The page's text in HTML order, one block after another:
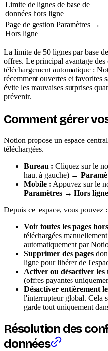
Limite de lignes de base de
données hors ligne
Page de gestion Paramètres →
Hors ligne
La limite de 50 lignes par base
offres. Le principal avantage des
téléchargement automatique :
récemment ouvertes et favorites
évite les mauvaises surprises
prévenir.
Comment gérer
Notion propose un espace
téléchargées.
Bureau : Cliquez sur le
haut à gauche) →
Mobile : Appuyez sur le
Paramètres → Hors ligne
Depuis cet espace, vous pouvez :
Voir toutes les pages
téléchargées
automatiquement par
Supprimer des pages
ligne pour libérer de
Activer ou désactiver les
(offres payantes
Désactiver entièrement
l'interrupteur global. Cela
garde tout uniquement
Résolution des
données